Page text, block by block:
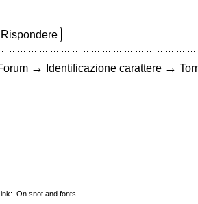
Rispondere
→ Identificazione carattere →
On snot and fonts